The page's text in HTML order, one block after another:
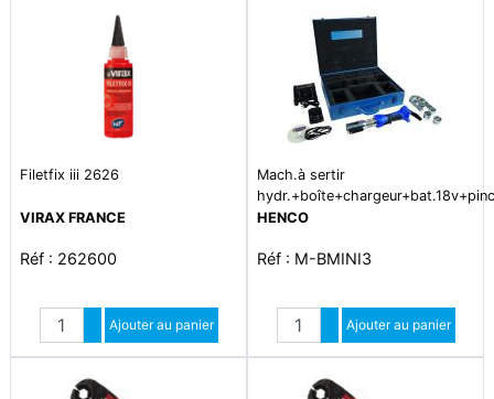
Filetfix iii 2626
VIRAX FRANCE
Réf : 262600
Quantité
Augmenter quantité
Diminuer quantité
Ajouter au panier
Mach.à sertir
16,20,26
HENCO
Réf : M-BMINI3
Quantité
Augmenter quantité
Diminuer quantité
Ajouter au panier